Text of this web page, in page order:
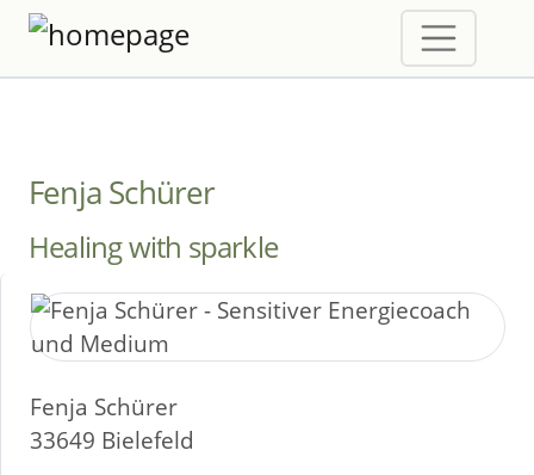
Fenja Schürer
Healing with sparkle
Fenja Schürer
33649 Bielefeld